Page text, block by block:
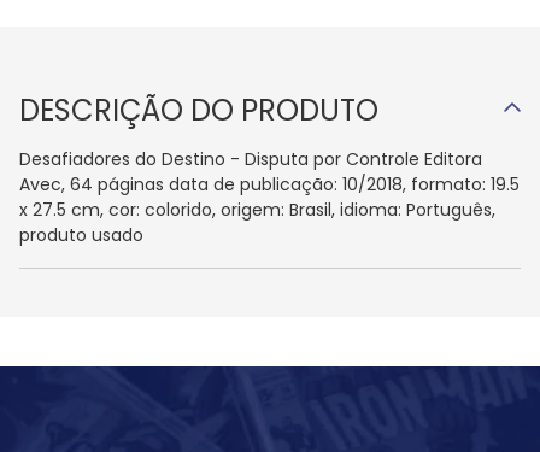
DESCRIÇÃO DO PRODUTO
Desafiadores do Destino - Disputa por Controle Editora
Avec, 64 páginas data de publicação: 10/2018, formato: 19.5
x 27.5 cm, cor: colorido, origem: Brasil, idioma: Português,
produto usado